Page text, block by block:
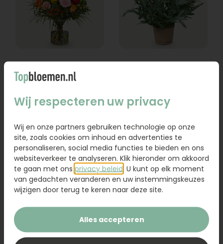
Wij respecteren uw privacy
Wij en onze partners gebruiken technologie op onze
site, zoals cookies om inhoud en advertenties te
personaliseren, social media functies te bieden en ons
websiteverkeer te analyseren. Klik hieronder om akkoord
te gaan met ons privacy beleid . U kunt op elk moment
van gedachten veranderen en uw instemmingskeuzes
wijzigen door terug te keren naar deze site.
Alles accepteren